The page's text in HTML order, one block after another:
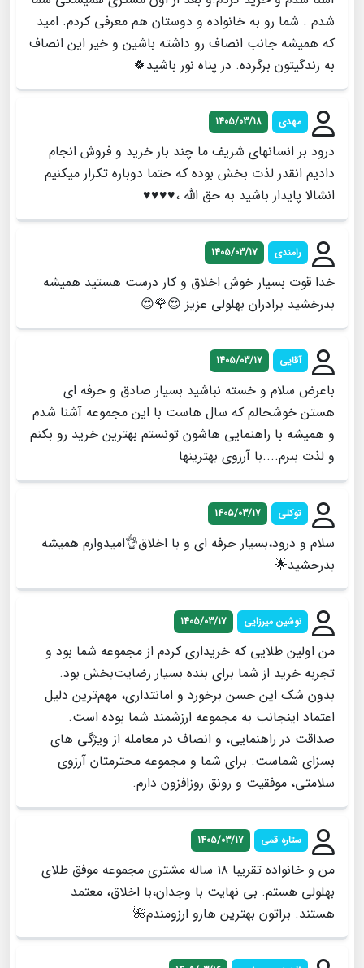
شدم . شما رو به خانواده و دوستان هم معرفی کردم. امید
که همیشه جانب انصاف رو داشته باشین و خیر این انصاف
به زندگیتون برگرده. در پناه نور باشید🍀
مهدی 1405/03/18
درود بر انسانهای شریف ما چند بار خرید و فروش انجام
دادیم انقدر لذت بخش بوده که حتما دوباره تکرار میکنیم
انشالا پایدار باشید به حق الله ،♥️♥️♥️♥️
رامندی 1405/03/17
خدا قوت بسیار خوش اخلاق و کار درست هستید همیشه
بدرخشید برادران بهلولی عزیز 😍🌹😍
آقایی 1405/03/17
باعرض سلام و خسته نباشید بسیار صادق و حرفه ای
هستن خوشحالم که سال هاست با این مجموعه آشنا شدم
و همیشه با راهنمایی هاشون تونستم بهترین خرید رو بکنم
و لذت ببرم....با آرزوی بهترینها
توکلی 1405/03/17
سلام و درود،بسیار حرفه ای و با اخلاق👌امیدوارم همیشه
بدرخشید🌟
نوشین میرزایی 1405/03/17
من اولین طلایی که خریداری کردم از مجموعه شما بود و
تجربه خرید از شما برای بنده بسیار رضایت‌بخش بود.
بدون شک این حسن برخورد و امانتداری، مهم‌ترین دلیل
اعتماد اینجانب به مجموعه ارزشمند شما بوده است.
صداقت در راهنمایی، و انصاف در معامله از ویژگی های
بسزای شماست. برای شما و مجموعه محترمتان آرزوی
سلامتی، موفقیت و رونق روزافزون دارم.
ستاره قمی 1405/03/17
من و خانواده تقریبا ۱۸ ساله مشتری مجموعه موفق طلای
بهلولی هستم. بی نهایت با وجدان،با اخلاق، معتمد
هستند. براتون بهترین هارو ارزومندم🌺